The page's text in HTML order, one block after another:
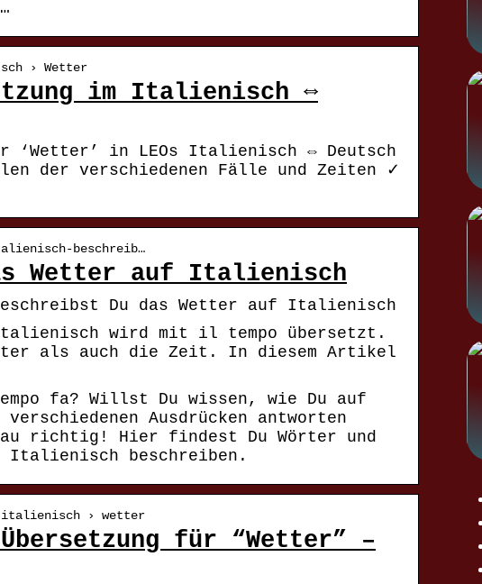
› Wetter
im Italienisch ⇔
‘Wetter’ in LEOs Italienisch ⇔ Deutsch
der verschiedenen Fälle und Zeiten ✓
beschreib…
Wetter auf Italienisch
Du das Wetter auf Italienisch
wird mit il tempo übersetzt.
als auch die Zeit. In diesem Artikel
fa? Willst Du wissen, wie Du auf
Ausdrücken antworten
richtig! Hier findest Du Wörter und
Italienisch beschreiben.
italienisch › wetter
für “Wetter” –